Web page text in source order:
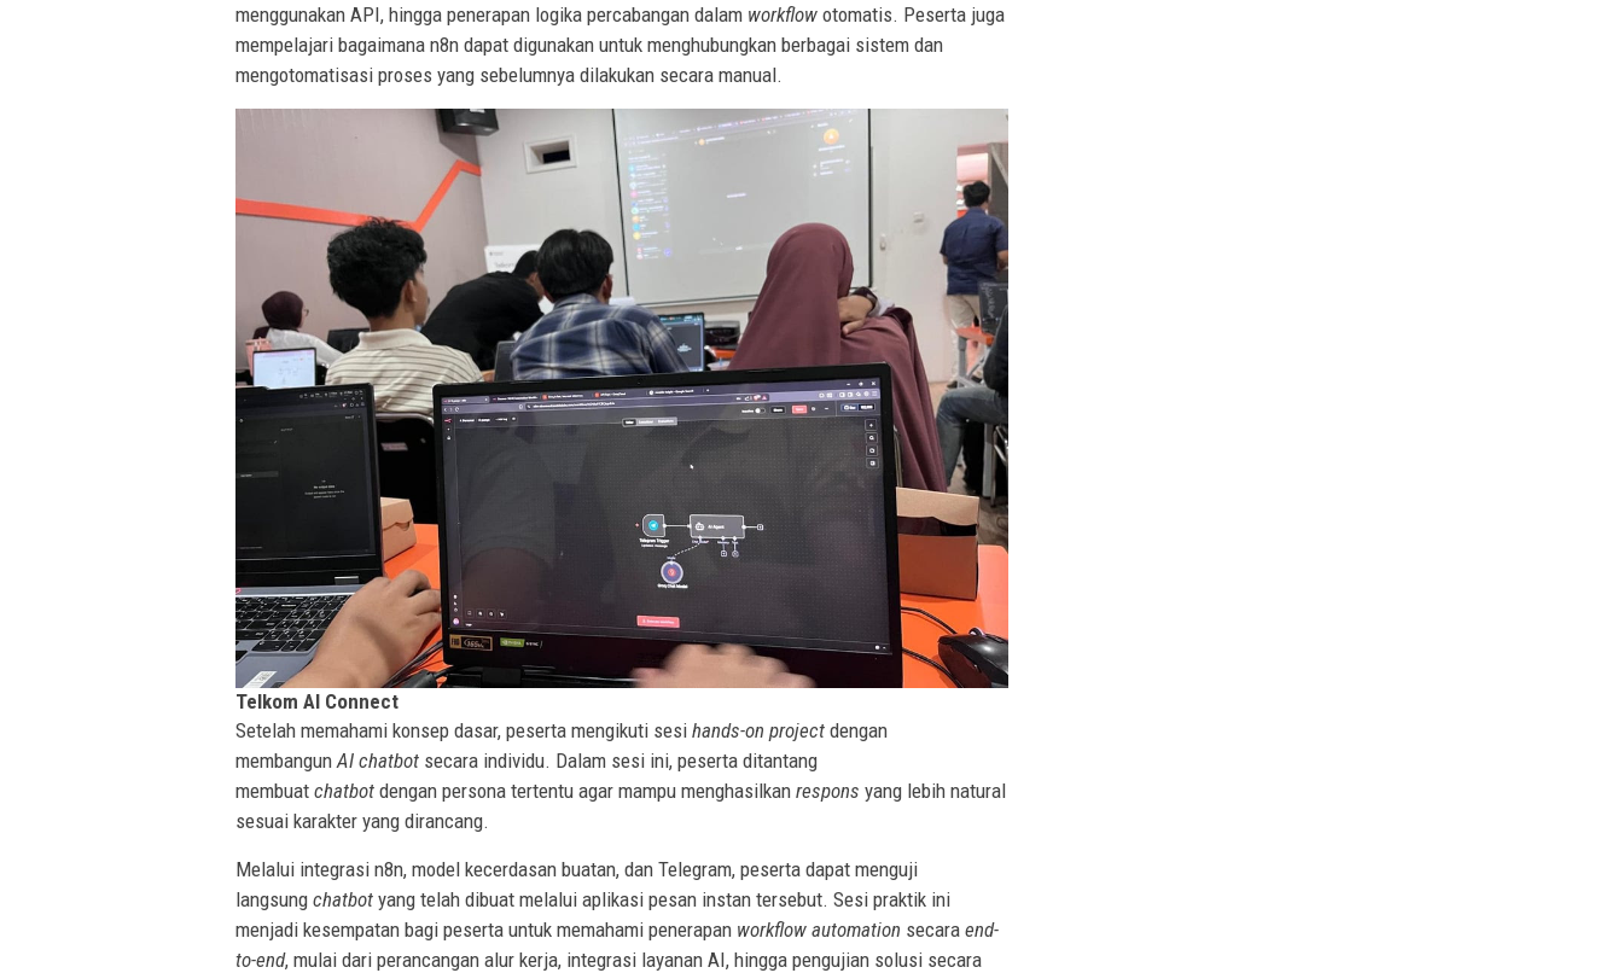
menggunakan API, hingga penerapan logika percabangan dalam workflow otomatis. Peserta juga
mempelajari bagaimana n8n dapat digunakan untuk menghubungkan berbagai sistem dan
mengotomatisasi proses yang sebelumnya dilakukan secara manual.
Telkom AI Connect
Setelah memahami konsep dasar, peserta mengikuti sesi hands-on project dengan
membangun AI chatbot secara individu. Dalam sesi ini, peserta ditantang
membuat chatbot dengan persona tertentu agar mampu menghasilkan respons yang lebih natural
sesuai karakter yang dirancang.
Melalui integrasi n8n, model kecerdasan buatan, dan Telegram, peserta dapat menguji
langsung chatbot yang telah dibuat melalui aplikasi pesan instan tersebut. Sesi praktik ini
menjadi kesempatan bagi peserta untuk memahami penerapan workflow automation secara end-
to-end, mulai dari perancangan alur kerja, integrasi layanan AI, hingga pengujian solusi secara